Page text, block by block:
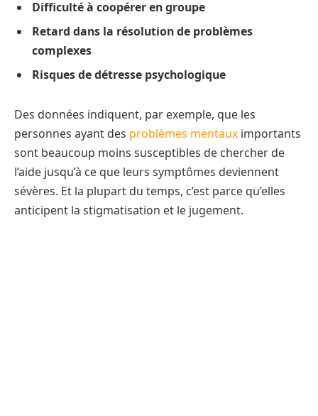
Difficulté à coopérer en groupe
Retard dans la résolution de problèmes
complexes
Risques de détresse psychologique
Des données indiquent, par exemple, que les
personnes ayant des problèmes mentaux importants
sont beaucoup moins susceptibles de chercher de
l’aide jusqu’à ce que leurs symptômes deviennent
sévères. Et la plupart du temps, c’est parce qu’elles
anticipent la stigmatisation et le jugement.